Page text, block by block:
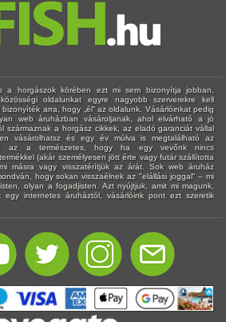
a horgászok körében ezt mi sem bizonyítja jobban,
oldalunkat egyre nagyobb szerverekre kell
arra, hogy „él” az oldalunk. Vásárlóinkat pedig
web áruházban vásároljanak, ahol elvárható a jó
származnak a horgász cikkek, az eladó garanciát vállal
vásárolhatsz és egy év múlva is megtalálható az
az a természetes, hogy ha egy vevőnk nincs
(akár személyesen jött érte vagy futár szállította
másra vagy visszatérítjük az árát. Sok web áruház
hogy sokan visszaélnek az "elállási joggal" – mi
olyan a fogadjisten. Azt nyújtjuk, amit mi magunk,
egy internetes áruháztól, vásárlóink pont ezt szeretik